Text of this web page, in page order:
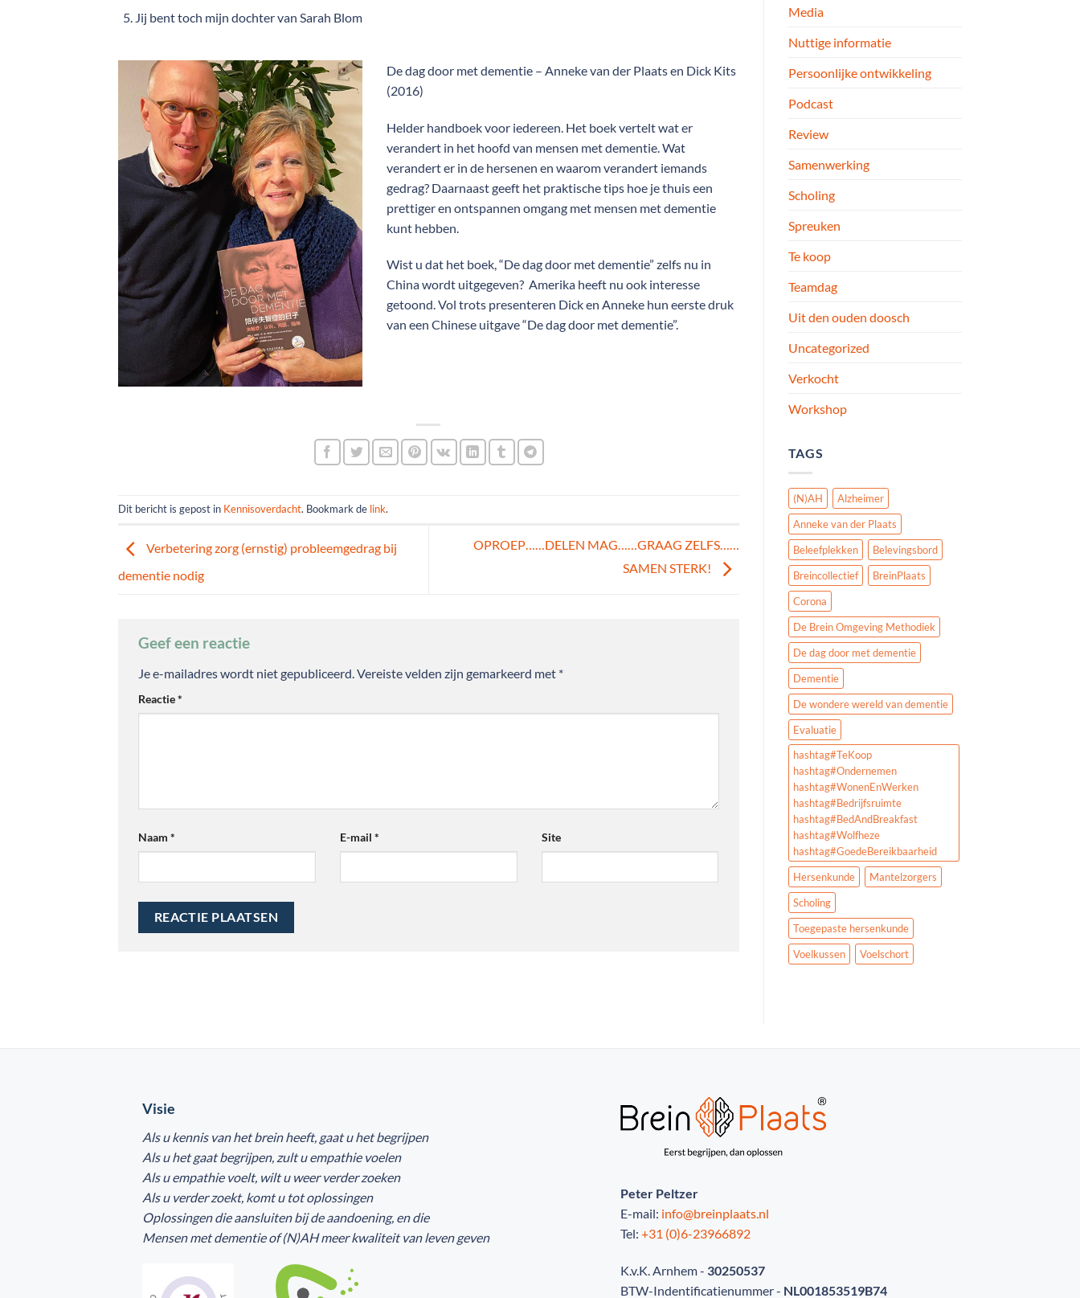
Jij bent toch mijn dochter van Sarah Blom
De dag door met dementie – Anneke van der Plaats en Dick Kits
(2016)
Helder handboek voor iedereen. Het boek vertelt wat er
verandert in het hoofd van mensen met dementie. Wat
verandert er in de hersenen en waarom verandert iemands
gedrag? Daarnaast geeft het praktische tips hoe je thuis een
prettiger en ontspannen omgang met mensen met dementie
kunt hebben.
Wist u dat het boek, “De dag door met dementie” zelfs nu in
China wordt uitgegeven? Amerika heeft nu ook interesse
getoond. Vol trots presenteren Dick en Anneke hun eerste druk
van een Chinese uitgave “De dag door met dementie”.
Dit bericht is gepost in Kennisoverdacht. Bookmark de link.
Verbetering zorg (ernstig) probleemgedrag bij
dementie nodig
OPROEP……DELEN MAG……GRAAG ZELFS……
SAMEN STERK!
Geef een reactie
Je e-mailadres wordt niet gepubliceerd.Vereiste velden zijn gemarkeerd met *
Reactie*
Naam * E-mail * Site
Media
Nuttige informatie
Persoonlijke ontwikkeling
Podcast
Review
Samenwerking
Scholing
Spreuken
Te koop
Teamdag
Uit den ouden doosch
Uncategorized
Verkocht
Workshop
TAGS
(N)AH
Alzheimer
Anneke van der Plaats
Beleefplekken
Belevingsbord
Breincollectief
BreinPlaats
Corona
De Brein Omgeving Methodiek
De dag door met dementie
Dementie
De wondere wereld van dementie
Evaluatie
hashtag#TeKoop
hashtag#Ondernemen
hashtag#WonenEnWerken
hashtag#Bedrijfsruimte
hashtag#BedAndBreakfast
hashtag#Wolfheze
hashtag#GoedeBereikbaarheid
Hersenkunde
Mantelzorgers
Scholing
Toegepaste hersenkunde
Voelkussen
Voelschort
Visie
Als u kennis van het brein heeft, gaat u het begrijpen
Als u het gaat begrijpen, zult u empathie voelen
Als u empathie voelt, wilt u weer verder zoeken
Als u verder zoekt, komt u tot oplossingen
Oplossingen die aansluiten bij de aandoening, en die
Mensen met dementie of (N)AH meer kwaliteit van leven geven
Peter Peltzer
E-mail: info@breinplaats.nl
Tel: +31 (0)6-23966892
K.v.K. Arnhem - 30250537
BTW-Indentificatienummer - NL001853519B74